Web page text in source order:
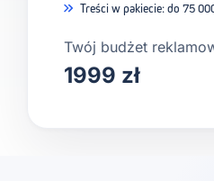
Treści w pakiecie: do 75
Twój budżet
1999 zł